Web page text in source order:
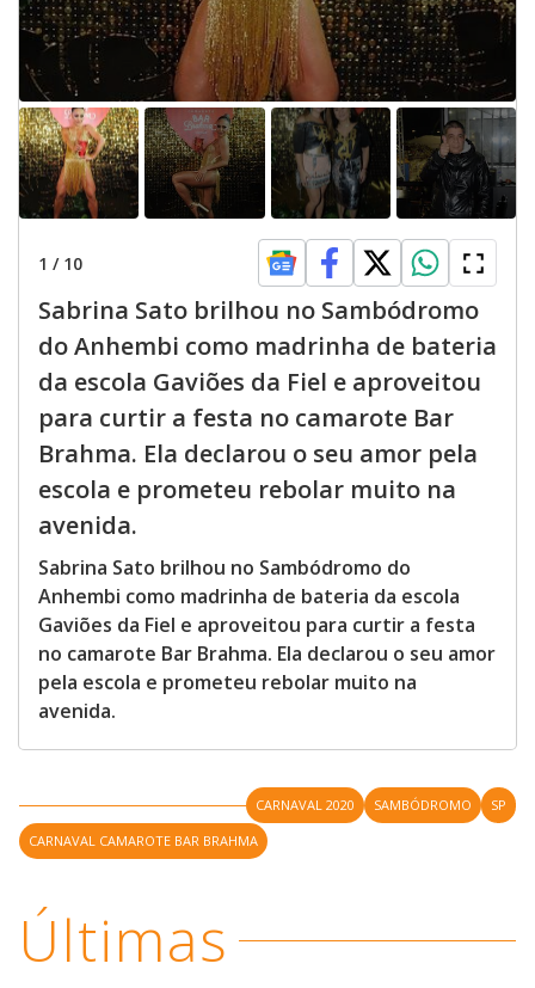
1 / 10
Sabrina Sato brilhou no Sambódromo
do Anhembi como madrinha de bateria
da escola Gaviões da Fiel e aproveitou
para curtir a festa no camarote Bar
Brahma. Ela declarou o seu amor pela
escola e prometeu rebolar muito na
avenida.
Sabrina Sato brilhou no Sambódromo do
Anhembi como madrinha de bateria da escola
Gaviões da Fiel e aproveitou para curtir a festa
no camarote Bar Brahma. Ela declarou o seu amor
pela escola e prometeu rebolar muito na
avenida.
CARNAVAL 2020 SAMBÓDROMO
SP
CARNAVAL CAMAROTE BAR BRAHMA
Últimas